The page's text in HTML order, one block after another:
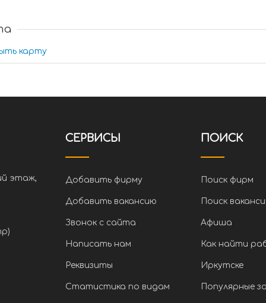
карту
этаж,
СЕРВИСЫ
Добавить фирму
Добавить вакансию
Звонок с сайта
Написать нам
Реквизиты
Статистика по видам
ПОИСК
Поиск фирм
Поиск
Афиша
Как найти
Иркутске
Популярные